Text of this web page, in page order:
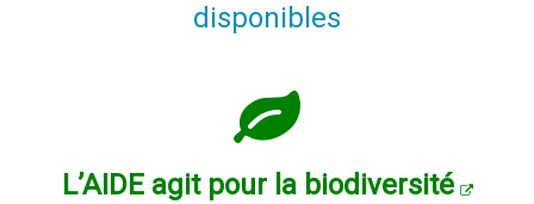
disponibles
L’AIDE agit pour la biodiversité